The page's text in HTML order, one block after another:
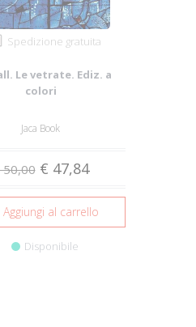
Spedizione gratuita
Le vetrate. Ediz. a
colori
Jaca Book
50,00 € 47,84
Aggiungi al carrello
Disponibile